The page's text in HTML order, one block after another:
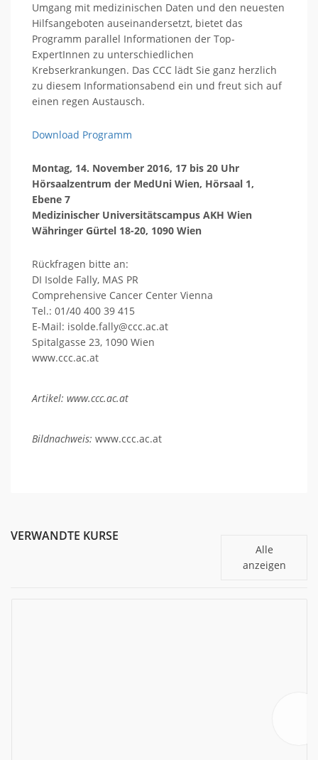
Umgang mit medizinischen Daten und den neuesten
Hilfsangeboten auseinandersetzt, bietet das
Programm parallel Informationen der Top-
ExpertInnen zu unterschiedlichen
Krebserkrankungen. Das CCC lädt Sie ganz herzlich
zu diesem Informationsabend ein und freut sich auf
einen regen Austausch.
Download Programm
Montag, 14. November 2016, 17 bis 20 Uhr
Hörsaalzentrum der MedUni Wien, Hörsaal 1,
Ebene 7
Medizinischer Universitätscampus AKH Wien
Währinger Gürtel 18-20, 1090 Wien
Rückfragen bitte an:
DI Isolde Fally, MAS PR
Comprehensive Cancer Center Vienna
Tel.: 01/40 400 39 415
E-Mail: isolde.fally@ccc.ac.at
Spitalgasse 23, 1090 Wien
www.ccc.ac.at
Artikel: www.ccc.ac.at
Bildnachweis: www.ccc.ac.at
VERWANDTE KURSE
Alle
anzeigen